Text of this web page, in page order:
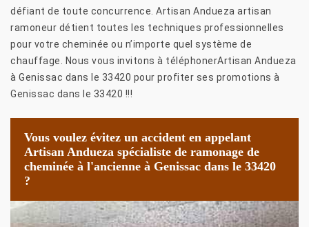
défiant de toute concurrence. Artisan Andueza artisan
ramoneur détient toutes les techniques professionnelles
pour votre cheminée ou n’importe quel système de
chauffage. Nous vous invitons à téléphonerArtisan Andueza
à Genissac dans le 33420 pour profiter ses promotions à
Genissac dans le 33420 !!!
Vous voulez évitez un accident en appelant
Artisan Andueza spécialiste de ramonage de
cheminée à l'ancienne à Genissac dans le 33420
?